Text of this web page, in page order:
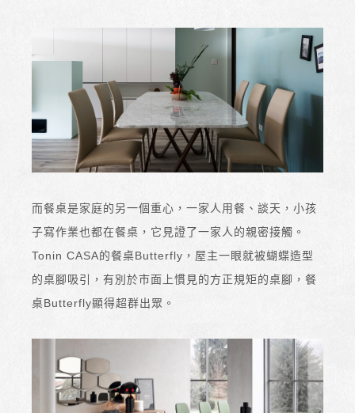
而餐桌是家庭的另一個重心，一家人用餐、談天，小孩
子寫作業也都在餐桌，它見證了一家人的親密接觸。
Tonin CASA的餐桌Butterfly，屋主一眼就被蝴蝶造型
的桌腳吸引，有別於市面上慣見的方正規矩的桌腳，餐
桌Butterfly顯得超群出眾。